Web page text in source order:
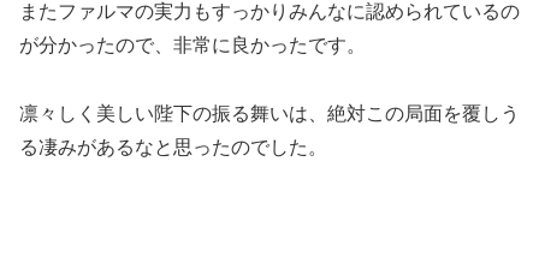
またファルマの実力もすっかりみんなに認められているの
が分かったので、非常に良かったです。
凛々しく美しい陛下の振る舞いは、絶対この局面を覆しう
る凄みがあるなと思ったのでした。